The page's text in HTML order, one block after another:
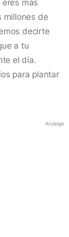
más
millones de
decirte
a tu
el día.
para plantar
Anzeige